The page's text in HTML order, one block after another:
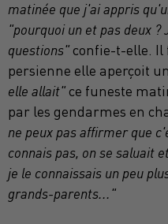
matinée que j'ai appris
"pourquoi un et pas deux ?
questions" confie-t-elle. Il
persienne elle aperçoit
elle allait" ce funeste
par les gendarmes en
ne peux pas affirmer que
connais pas, on se saluait
je le connaissais un peu
grands-parents..."